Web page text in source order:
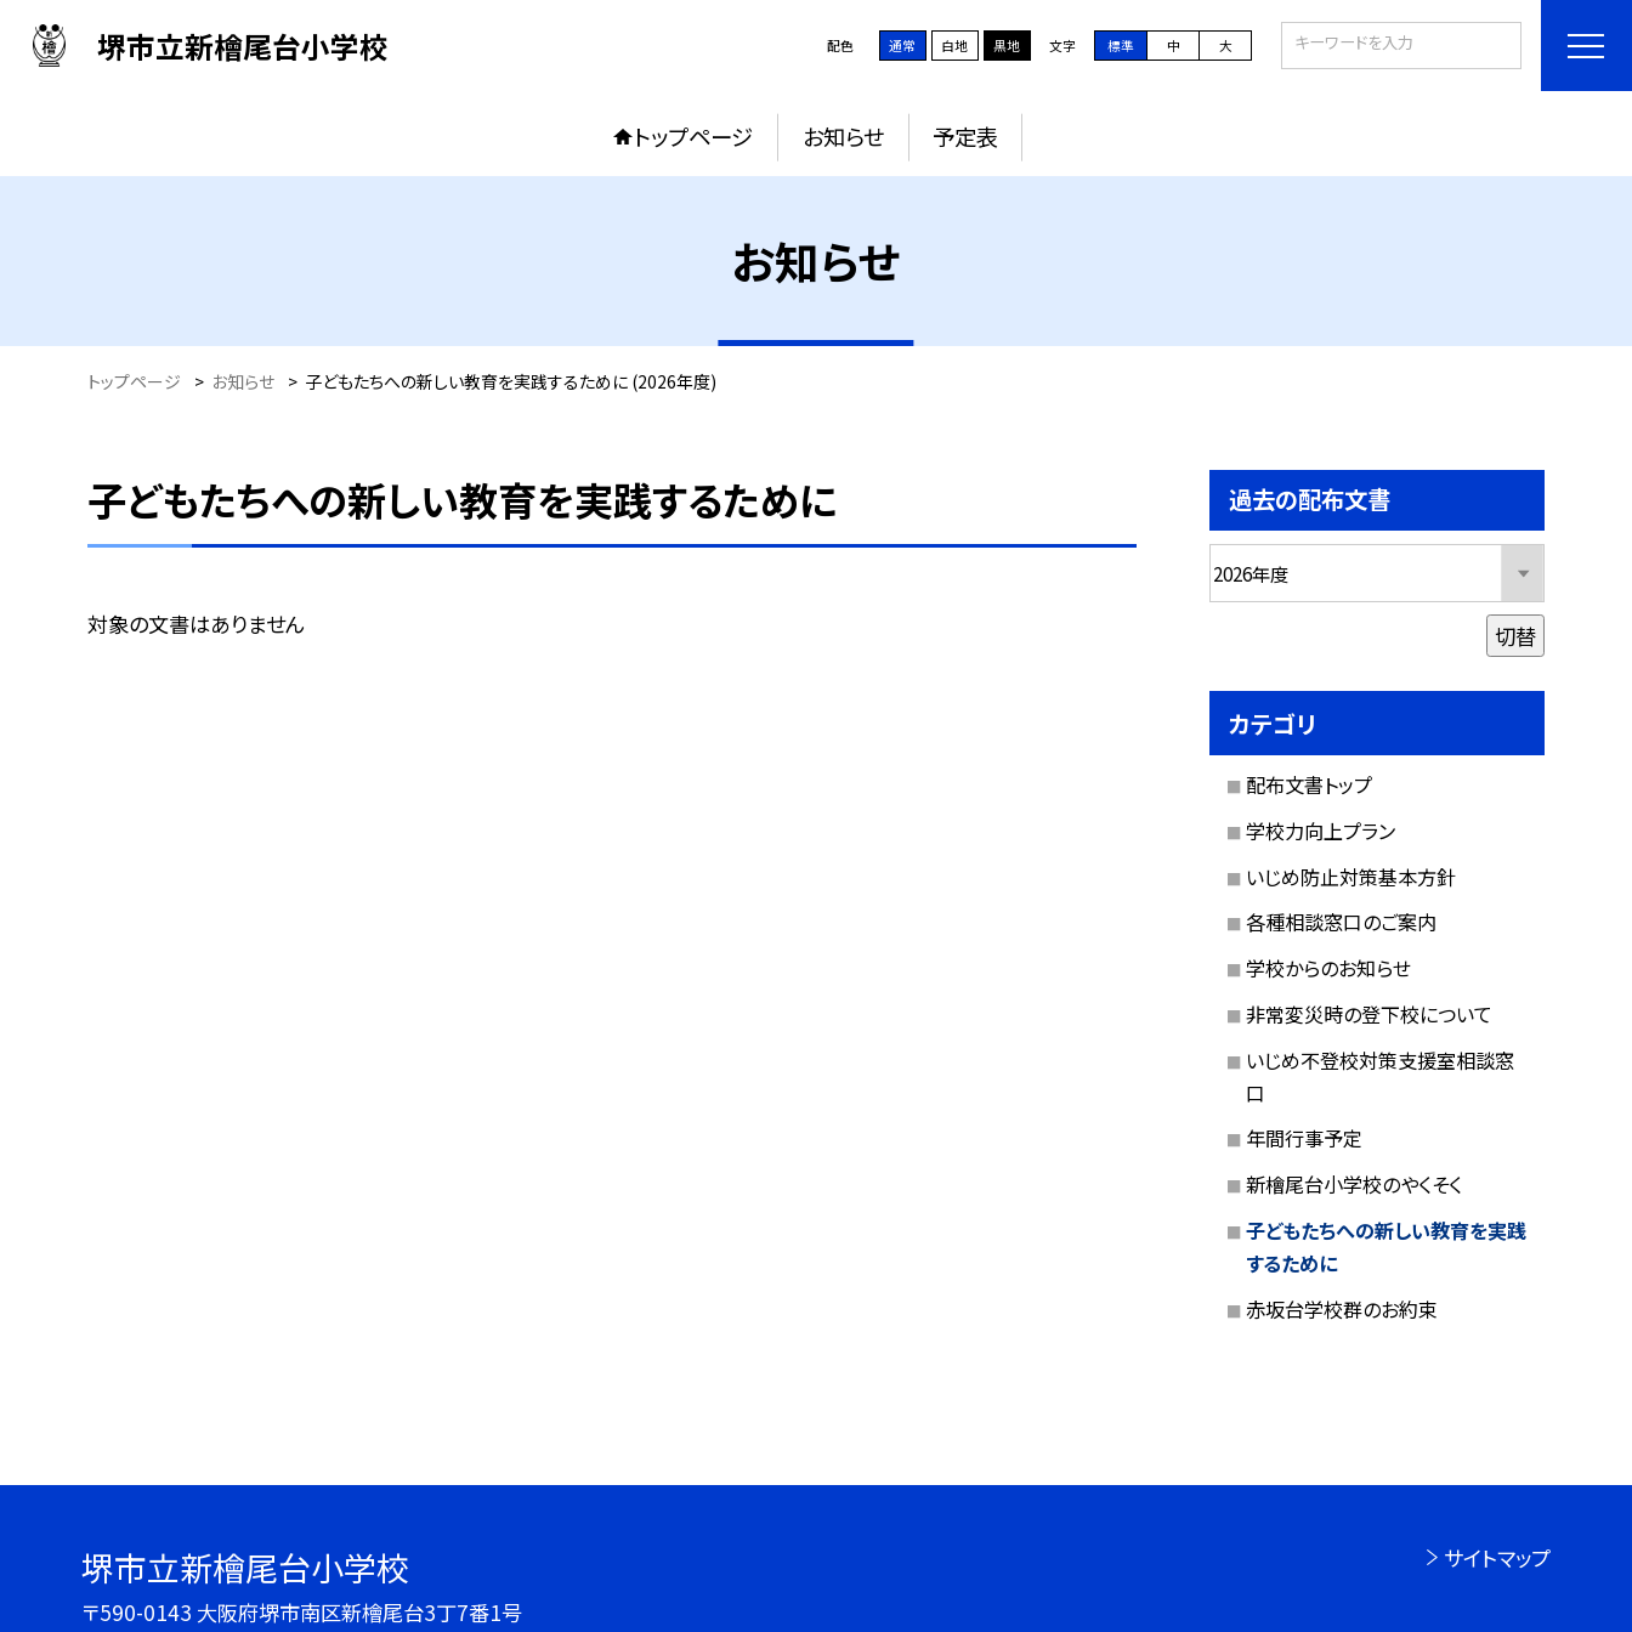
堺市立新檜尾台小学校 配色 通常 白地 黒地 文字 標準 中 大
トップページ お知らせ 予定表
お知らせ
トップページ > お知らせ > 子どもたちへの新しい教育を実践するために (2026年度)
子どもたちへの新しい教育を実践するために
対象の文書はありません
過去の配布文書
切替
カテゴリ
配布文書トップ
学校力向上プラン
いじめ防止対策基本方針
各種相談窓口のご案内
学校からのお知らせ
非常変災時の登下校について
いじめ不登校対策支援室相談窓
口
年間行事予定
新檜尾台小学校のやくそく
子どもたちへの新しい教育を実践
するために
赤坂台学校群のお約束
堺市立新檜尾台小学校
〒590-0143 大阪府堺市南区新檜尾台3丁7番1号
サイトマップ